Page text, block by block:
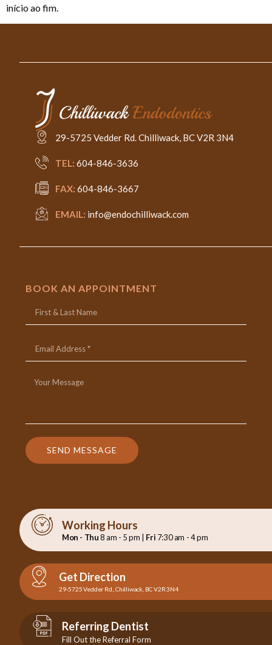
início ao fim.
29-5725 Vedder Rd. Chilliwack, BC V2R 3N4
TEL: 604-846-3636
FAX: 604-846-3667
EMAIL: info@endochilliwack.com
BOOK AN APPOINTMENT
SEND MESSAGE
Working Hours
Mon - Thu8 am - 5 pm | Fri 7:30 am - 4 pm
Get Direction
29-5725 Vedder Rd., Chilliwack, BC V2R 3N4
Referring Dentist
Fill Out the Referral Form